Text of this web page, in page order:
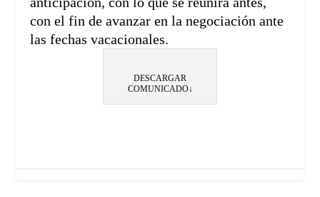
con el fin de avanzar en la negociación ante
las fechas vacacionales.
DESCARGAR
COMUNICADO↓